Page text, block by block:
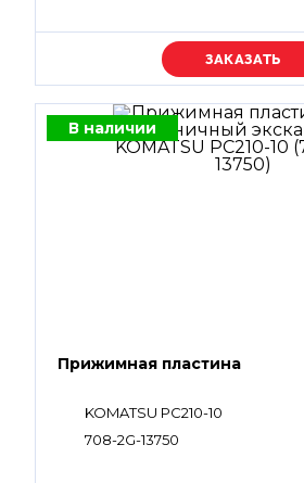
Уточняйте цену
В наличии
Прижимная пластина
KOMATSU PC210-10
708-2G-13750